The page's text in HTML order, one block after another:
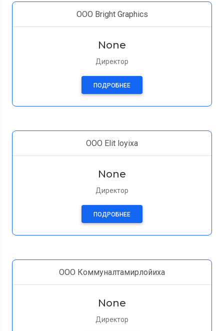
ООО Bright Graphics
None
Директор
ПОДРОБНЕЕ
ООО Elit loyixa
None
Директор
ПОДРОБНЕЕ
ООО Коммуналтамирлойиха
None
Директор